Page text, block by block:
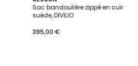
Sac bandoulière zippé en cuir
suède, DIVILIO
395,00 €